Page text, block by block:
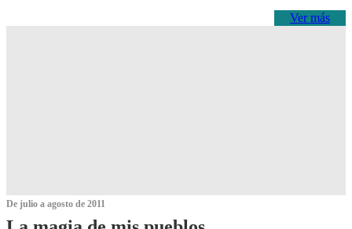
Ver más
De julio a agosto de 2011